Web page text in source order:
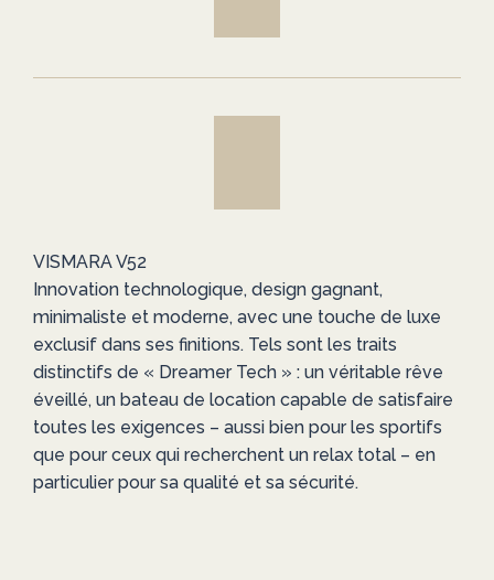
VISMARA V52
Innovation technologique, design gagnant,
minimaliste et moderne, avec une touche de luxe
exclusif dans ses finitions. Tels sont les traits
distinctifs de « Dreamer Tech » : un véritable rêve
éveillé, un bateau de location capable de satisfaire
toutes les exigences – aussi bien pour les sportifs
que pour ceux qui recherchent un relax total – en
particulier pour sa qualité et sa sécurité.